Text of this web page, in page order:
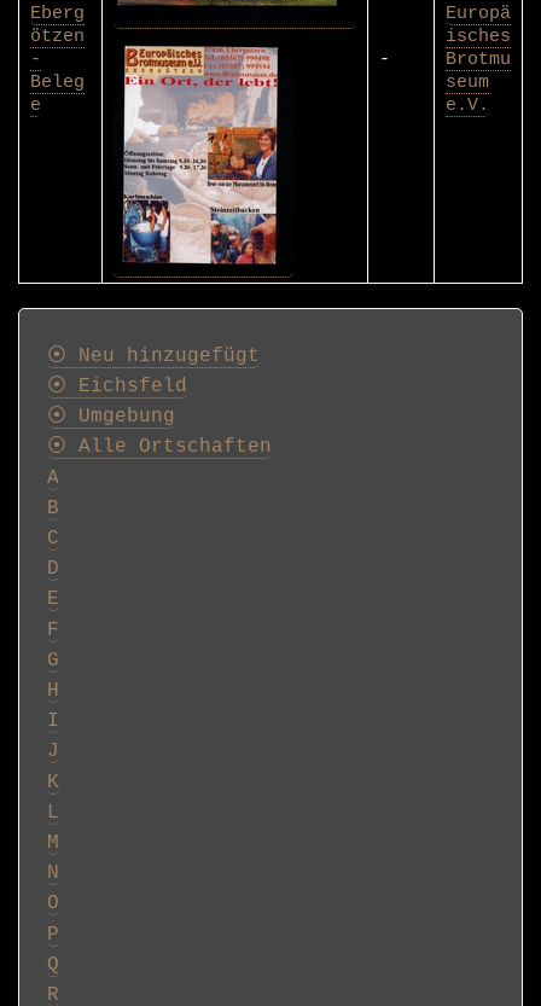
Eberg
ötzen
-
Beleg
e
-
Europä
isches
Brotmu
seum
e.V.
Postkarten
⦿ Neu hinzugefügt
⦿ Eichsfeld
⦿ Umgebung
⦿ Alle Ortschaften
A
B
C
D
E
F
G
H
I
J
K
L
M
N
O
P
Q
R